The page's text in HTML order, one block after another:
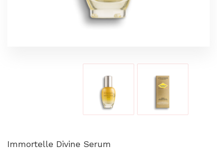
Immortelle Divine Serum